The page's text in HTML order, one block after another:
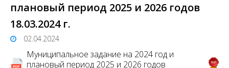
плановый период 2025 и 2026 годов
18.03.2024 г.
02.04.2024
Муниципальное задание на 2024 год и
плановый период 2025 и 2026 годов